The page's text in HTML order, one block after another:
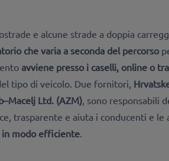
e alcune strade a doppia
che varia a seconda del percorso
avviene presso i caselli, online o
tipo di veicolo. Due fornitori,
Ltd. (AZM), sono responsabili
trasparente e aiuta i conducenti e le
in modo efficiente.